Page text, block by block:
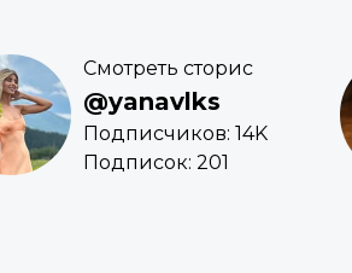
Смотреть сторис
@yanavlks
Подписчиков: 14K
Подписок: 201